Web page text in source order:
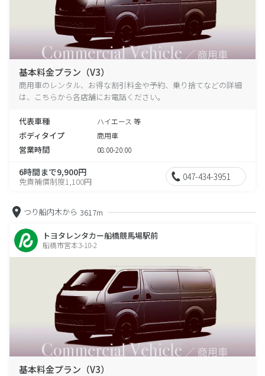
基本料金プラン（V3）
商用車のレンタル、お得な割引料金や予約、乗り捨てなどの詳細
は、こちらから各店舗にお電話ください。
代表車種 ハイエース 等
ボディタイプ 商用車
営業時間 08:00-20:00
6時間まで9,900円
免責補償制度1,100円 047-434-3951
つり船内木から 3617m
トヨタレンタカー船橋競馬場駅前
船橋市宮本3-10-2
基本料金プラン（V3）